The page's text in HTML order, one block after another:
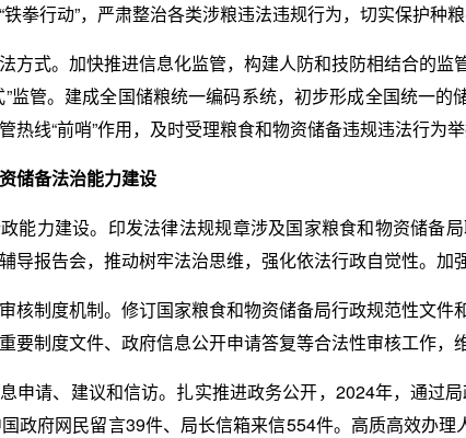
拳行动”，严肃整治各类涉粮违法违规行为，切实保护种
法方式。加快推进信息化监管，构建人防和技防相结合的
”监管。建成全国储粮统一编码系统，初步形成全国统一
热线“前哨”作用，及时受理粮食和物资储备违规违法行为举
储备法治能力建设
政能力建设。印发法律法规规章涉及国家粮食和物资储
导报告会，推动树牢法治思维，强化依法行政自觉性。加
审核制度机制。修订国家粮食和物资储备局行政规范性文
要制度文件、政府信息公开申请答复等合法性审核工作，
息申请、建议和信访。扎实推进政务公开，2024年，通
政府网民留言39件、局长信箱来信554件。高质高效办